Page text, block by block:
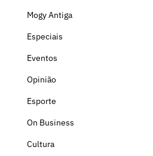
Mogy Antiga
Especiais
Eventos
Opinião
Esporte
On Business
Cultura